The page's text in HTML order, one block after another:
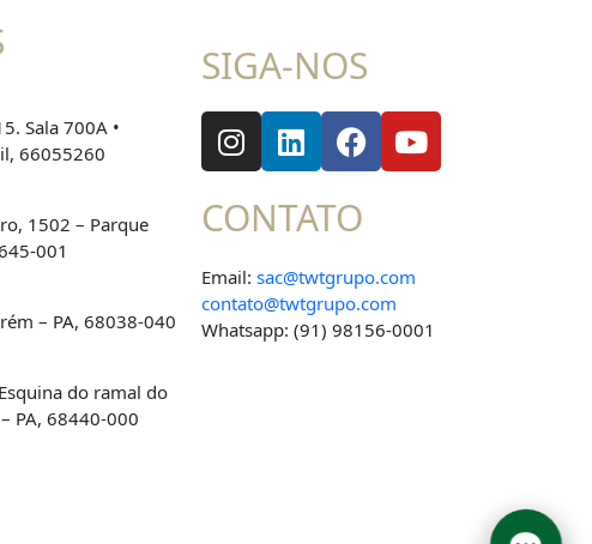
Sala 700A •
66055260
1502 – Parque
001
– PA, 68038-040
do ramal do
PA, 68440-000
SIGA-NOS
CONTATO
Email: sac@twtgrupo.com
contato@twtgrupo.com
Whatsapp: (91) 98156-0001